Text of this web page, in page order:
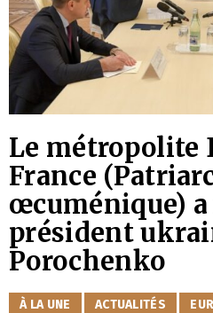
Le métropolite
France
œcuménique)
président
Porochenko
CATÉGORIES
À LA UNE ACTUALITÉS